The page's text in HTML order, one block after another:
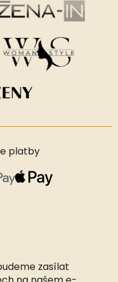
platby
zasílat